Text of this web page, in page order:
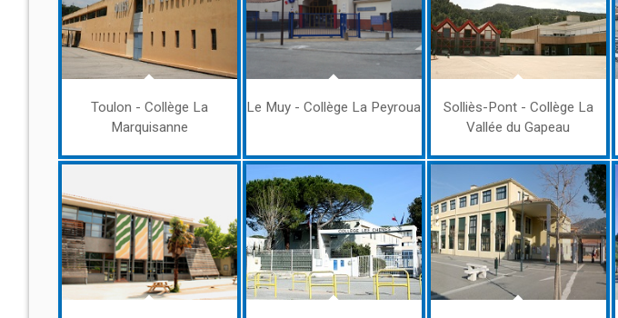
Toulon - Collège La
Marquisanne
Le Muy - Collège La Peyroua
Solliès-Pont - Collège La
Vallée du Gapeau